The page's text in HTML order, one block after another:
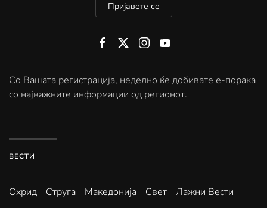
Пријавете се
Со Вашата регистрација, неделно ќе добивате е-порака
со најважните информации од регионот.
ВЕСТИ
Охрид Струга Македонија Свет
Лажни Вести